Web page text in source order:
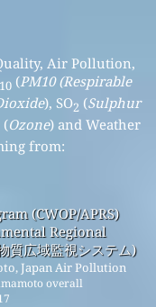
Air Pollution,
(PM10 (Respirable
), SO2 (Sulphur
(Ozone) and Weather
from:
(CWOP/APRS)
Regional
質広域監視システム)
Japan Air Pollution
overall